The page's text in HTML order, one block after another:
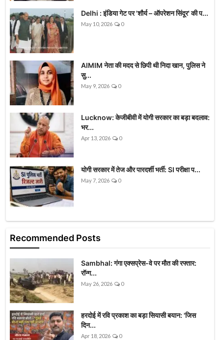
Delhi : इंडिया गेट पर 'शौर्य – ऑपरेशन सिंदूर' की प...
May 10, 2026 0
AIMIM नेता की मदद से छिपी थी निदा खान, पुलिस ने
सु...
May 9, 2026 0
Lucknow: केजीबीवी में योगी सरकार का बड़ा बदलाव:
भर...
Apr 13, 2026 0
योगी सरकार में तेज और पारदर्शी भर्ती: SI परीक्षा प...
May 7, 2026 0
Recommended Posts
Sambhal: गंगा एक्सप्रेस-वे पर मौत की रफ्तार:
रॉन्ग...
May 26, 2026 0
हरदोई में रवि प्रकाश का बड़ा सियासी बयान: 'जिस
दिन...
Apr 18, 2026 0